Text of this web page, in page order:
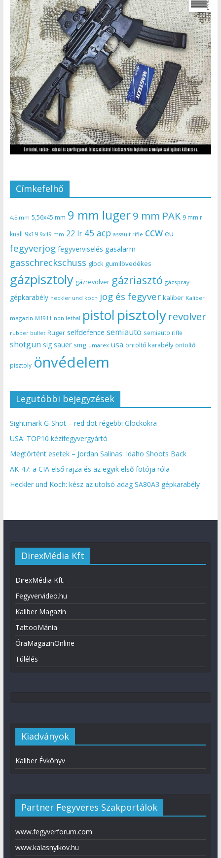
Címkefelhő
4,5 mm 5,56x45 mm 9 mm luger9 mm PAK 9 mm r
knall 9x19 9x19 mm 22 lr 45 acp assault rifle ccw eu
fegyverjog fegyverviselés gasalarm
gasschreckschuss glock gumilövedékes
gázpisztoly gázrevolver gázriasztó gázspray
gépkarabély heckler und koch jog és fegyver kaliber Kaliber
magazin M1911 non lethal pistol pisztoly revolver
rubber bullet Ruger selfdefence semiauto semiauto rifle
shotgun sig sauer smg umarex usa öntöltő karabély öntöltő
pisztoly önvédelem
Legutóbbi bejegyzések
Sightmark G-Shot – red dot régebbi Glockokra
USA: TOP10 kézifegyvergyártó
Megtörtént esetek – Jordan Salinas: Idaho Shoots Back
AK-47: a CIA első rajza és az egyik első fotója róla
Heckler und Koch: kész az utolsó adag SA80A3 gépkarabély
DirexMédia Kft
DirexMédia Kft.
Fegyvervideo.hu
Kaliber Magazin
TattooMánia
ÓraMagazinOnline
Túlélés
Kiadványok
Kaliber Évkönyv
Partner Fegyveres Szakportálok
www.fegyverforum.com
www.kalasnyikov.hu